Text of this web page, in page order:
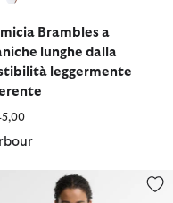
Brambles a
lunghe dalla
leggermente
Carville con taglio